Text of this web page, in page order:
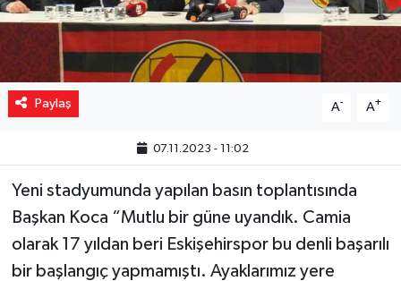
Paylaş A- A+
07.11.2023 - 11:02
Yeni stadyumunda yapılan basın toplantısında
Başkan Koca “Mutlu bir güne uyandık. Camia
olarak 17 yıldan beri Eskişehirspor bu denli başarılı
bir başlangıç yapmamıştı. Ayaklarımız yere